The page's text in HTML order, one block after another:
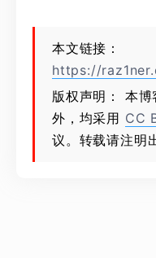
本文链接：
https://
版权声明： 本
外，均采用 CC
议。转载请注明